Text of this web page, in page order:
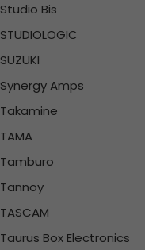
Studio Bis
STUDIOLOGIC
SUZUKI
Synergy Amps
Takamine
TAMA
Tamburo
Tannoy
TASCAM
Taurus Box Electronics